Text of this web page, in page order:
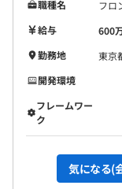
職種名
フロ
給与
600
勤務地
東京
開発環境
フレームワー
ク
気になる(